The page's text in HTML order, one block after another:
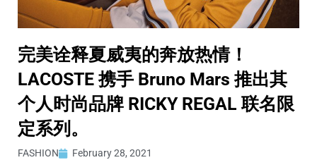
完美诠释夏威夷的奔放热情！
LACOSTE 携手 Bruno Mars 推出其
个人时尚品牌 RICKY REGAL 联名限
定系列。
FASHION February 28, 2021